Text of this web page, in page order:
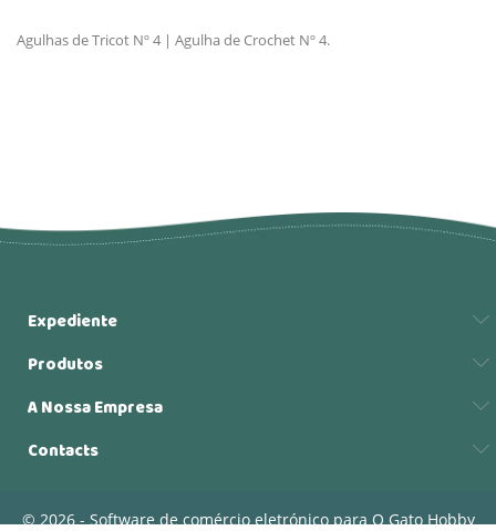
Agulhas de Tricot Nº 4 | Agulha de Crochet Nº 4.
Expediente
Produtos
A Nossa Empresa
Contacts
© 2026 - Software de comércio eletrónico para O Gato Hobby